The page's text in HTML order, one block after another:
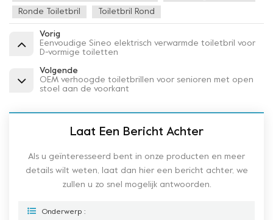
Ronde Toiletbril Toiletbril Rond
Vorig
Eenvoudige Sineo elektrisch verwarmde toiletbril voor
D-vormige toiletten
Volgende
OEM verhoogde toiletbrillen voor senioren met open
stoel aan de voorkant
Laat Een Bericht Achter
Als u geïnteresseerd bent in onze producten en meer
details wilt weten, laat dan hier een bericht achter, we
zullen u zo snel mogelijk antwoorden.
Onderwerp :